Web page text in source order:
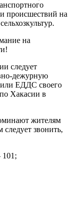
происшествий на
на
следует
дежурную
ЕДДС своего
Хакасии в
жителям
звонить,
101;